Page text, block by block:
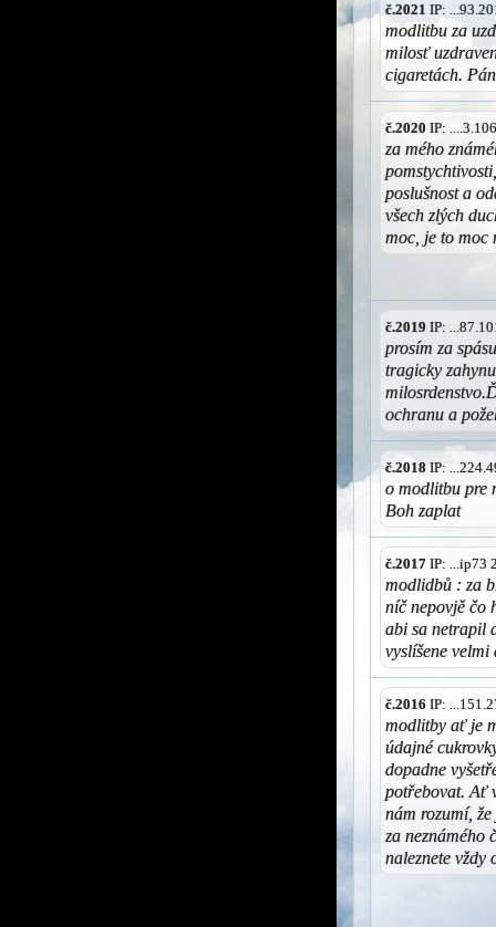
č.2021 IP:
modlitbu za
milosť
cigaretách.
č.2020 IP:
za mého
poslušnost a
všech zlých
moc, je to moc
č.2019 IP:
prosím za
tragicky
ochranu a
č.2018 IP:
o modlitbu pre
Boh zaplat
č.2017 IP: ...ip73
modlidbů : za
níč nepovjě čo
abi sa netrapil
vyslíšene
č.2016 IP:
modlitby ať je
údajné
dopadne
potřebovat. Ať
nám rozumí,
za neznámého
naleznete